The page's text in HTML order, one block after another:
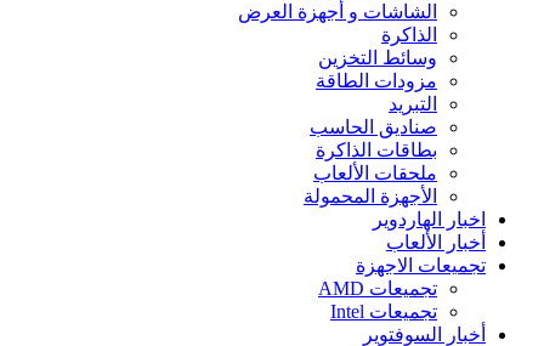
الشاشات و أجهزة العرض
الذاكرة
وسائط التخزين
مزودات الطاقة
التبريد
صناديق الحاسب
بطاقات الذاكرة
ملحقات الألعاب
الأجهزة المحمولة
اخبار الهاردوير
أخبار الألعاب
تجميعات الاجهزة
تجميعات AMD
تجميعات Intel
أخبار السوفتوير